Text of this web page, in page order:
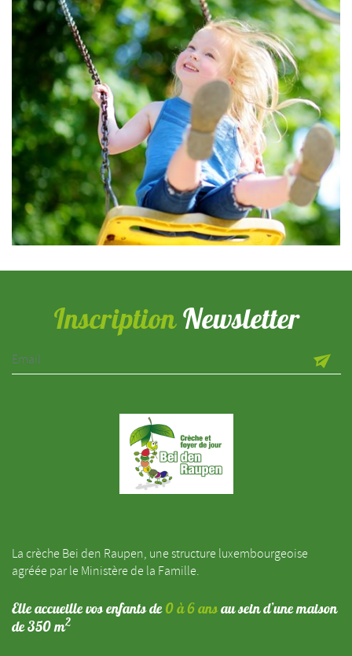
InscriptionNewsletter
La crèche Bei den Raupen, une structure luxembourgeoise
agréée par le Ministère de la Famille.
Elle accueille vos enfants de0 à 6 ansau sein d’une maison
de 350 m2